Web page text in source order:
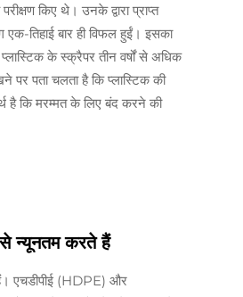
किए थे। उनके द्वारा प्राप्त
तिहाई बार ही विफल हुईं। इसका
के स्क्रैपर तीन वर्षों से अधिक
पर पता चलता है कि प्लास्टिक की
है कि मरम्मत के लिए बंद करने की
न्यूनतम करते हैं
एचडीपीई (HDPE) और